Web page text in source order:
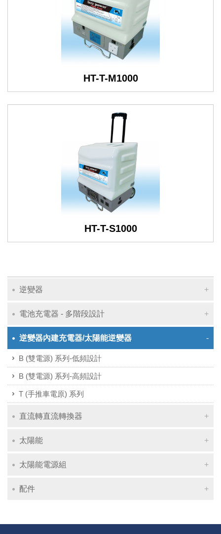
HT-T-M1000
HT-T-S1000
逆變器
電池充電器 - 多階段設計
逆變器內建充電器/太陽能逆變器
B (雙電源) 系列-低頻設計
B (雙電源) 系列-高頻設計
T (手推車電原) 系列
直流轉直流轉換器
太陽能
太陽能電源組
配件